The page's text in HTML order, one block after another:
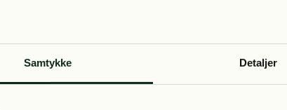
Samtykke Detaljer